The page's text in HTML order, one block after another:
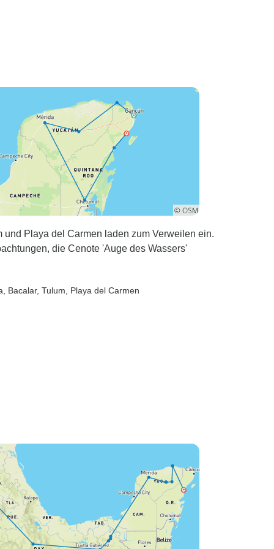
Playa del Carmen laden zum Verweilen ein.
die Cenote 'Auge des Wassers'
, Bacalar, Tulum , Playa del Carmen